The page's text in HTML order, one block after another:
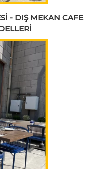
- DIŞ MEKAN CAFE